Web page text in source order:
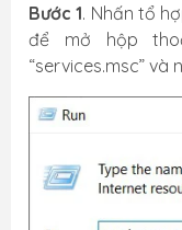
Bước 1. Nhấn tổ
để mở hộp
“services.msc” và